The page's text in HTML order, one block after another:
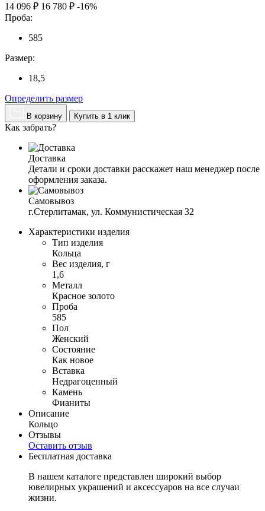
14 096 ₽ 16 780 ₽ -16%
Проба:
585
Размер:
18,5
Определить размер
В корзину Купить в 1 клик
Как забрать?
Доставка
Детали и сроки доставки расскажет наш менеджер после
оформления заказа.
Самовывоз
г.Стерлитамак, ул. Коммунистическая 32
Характеристики изделия
Тип изделия
Кольца
Вес изделия, г
1,6
Металл
Красное золото
Проба
585
Пол
Женский
Состояние
Как новое
Вставка
Недрагоценный
Камень
Фианиты
Описание
Кольцо
Отзывы
Оставить отзыв
Бесплатная доставка
В нашем каталоге представлен широкий выбор
ювелирных украшений и аксессуаров на все случаи
жизни.